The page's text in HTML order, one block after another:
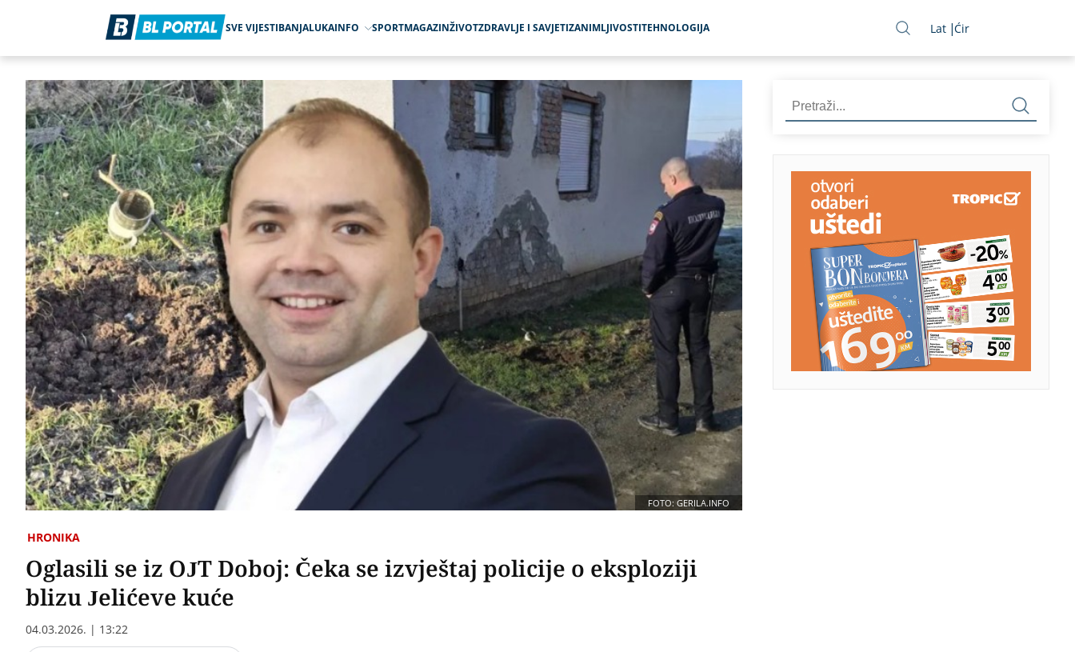
SVE VIJESTIBANJALUKAINFO SPORTMAGAZINŽIVOTZDRAVLJE I SAVJETIZANIMLJIVOSTITEHNOLOGIJA Lat Ćir
FOTO: GERILA.INFO
HRONIKA
Oglasili se iz OJT Doboj: Čeka se izvještaj policije o eksploziji
blizu Jelićeve kuće
04.03.2026. | 13:22